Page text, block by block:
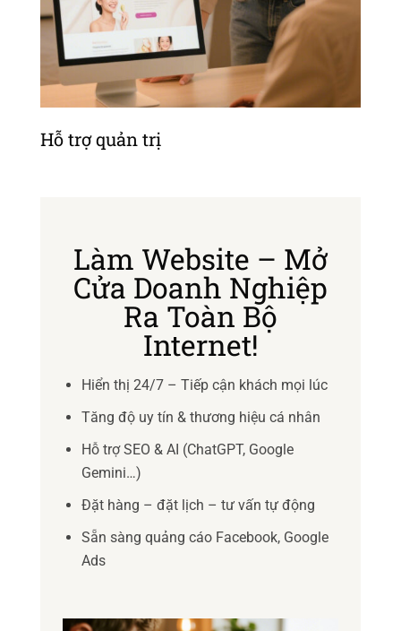
Hỗ trợ quản trị
Làm Website – Mở
Cửa Doanh Nghiệp
Ra Toàn Bộ
Internet!
Hiển thị 24/7 – Tiếp cận khách mọi lúc
Tăng độ uy tín & thương hiệu cá nhân
Hỗ trợ SEO & AI (ChatGPT, Google
Gemini…)
Đặt hàng – đặt lịch – tư vấn tự động
Sẵn sàng quảng cáo Facebook, Google
Ads